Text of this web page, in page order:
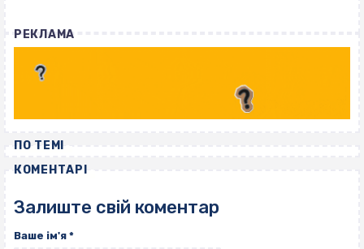
РЕКЛАМА
ПО ТЕМІ
КОМЕНТАРІ
Залиште свій коментар
Ваше ім'я *